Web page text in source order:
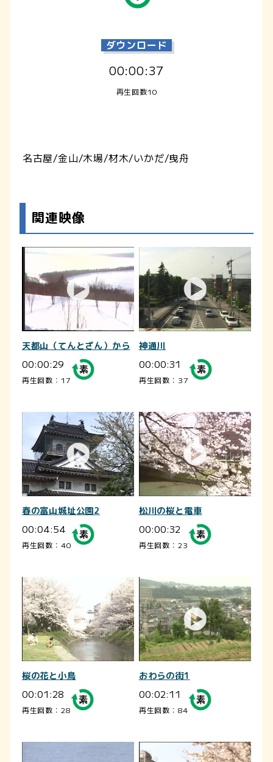
ダウンロード
00:00:37
再生回数10
名古屋/金山/木場/材木/いかだ/曳舟
関連映像
天都山（てんとざん）から
00:00:29
再生回数：17
神通川
00:00:31
再生回数：37
春の富山城址公園2
00:04:54
再生回数：40
松川の桜と電車
00:00:32
再生回数：23
桜の花と小鳥
00:01:28
再生回数：28
おわらの街1
00:02:11
再生回数：84